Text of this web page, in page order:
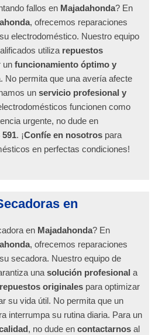
fallos en Majadahonda? En
, ofrecemos reparaciones
electrodoméstico. Nuestro equipo
utiliza repuestos
un funcionamiento óptimo y
No permita que una avería afecte
un servicio profesional y
funcionen como
urgente, no dude en
591. ¡Confíe en nosotros para
en perfectas condiciones!
en
en Majadahonda? En
, ofrecemos reparaciones
secadora. Nuestro equipo de
una solución profesional a
repuestos originales para optimizar
su vida útil. No permita que un
interrumpa su rutina diaria. Para un
, no dude en contactarnos al